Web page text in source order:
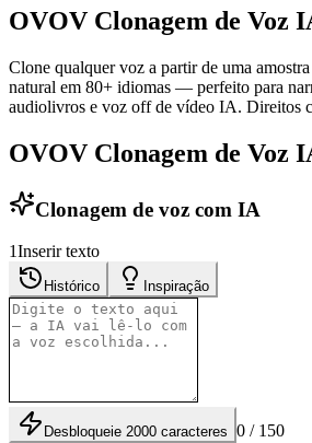
OVOV Clonagem de Voz
Clone qualquer voz a partir de uma
natural em 80+ idiomas — perfeito para
audiolivros e voz off de vídeo IA. Direitos
OVOV Clonagem de Voz
Clonagem de voz com IA
1Inserir texto
Histórico Inspiração
Desbloqueie 2000 caracteres 0 / 150